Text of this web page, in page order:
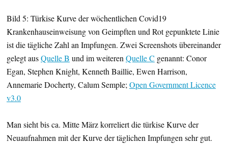
Bild 5: Türkise Kurve der wöchentlichen Covid19
Krankenhauseinweisung von Geimpften und Rot gepunktete Linie
ist die tägliche Zahl an Impfungen. Zwei Screenshots übereinander
gelegt ausQuelle B und im weiterenQuelle C genannt: Conor
Egan, Stephen Knight, Kenneth Baillie, Ewen Harrison,
Annemarie Docherty, Calum Semple;Open Government Licence
v3.0
Man sieht bis ca. Mitte März korreliert die türkise Kurve der
Neuaufnahmen mit der Kurve der täglichen Impfungen sehr gut.